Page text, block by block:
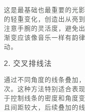
这是最基础也最重要的光
的轻重变化，创造出从亮
注意手腕的灵活度，避免
渐变应该像音乐一样有韵
动。
2. 交叉排线法
通过不同角度的线条叠加
次。这种方法特别适合表
于控制线条的密度和角度
且间距较大，后续叠加的